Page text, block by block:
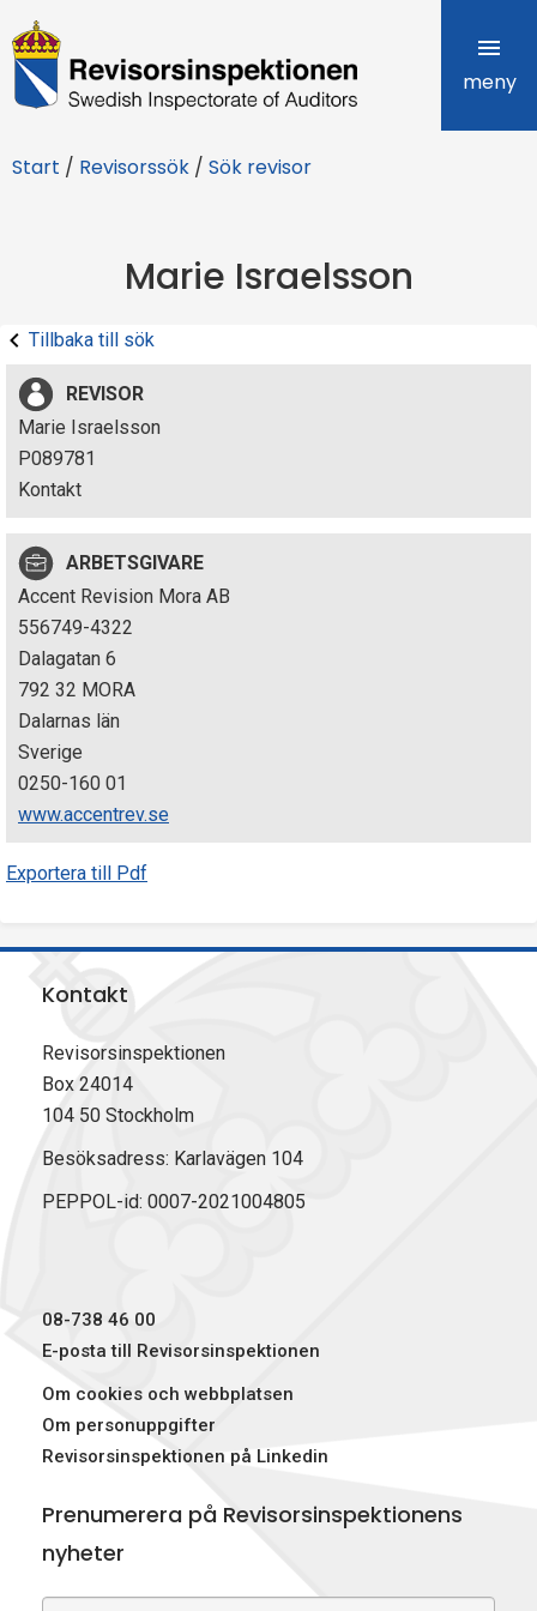
R
e
i
r
s
i
n
p
e
k
t
i
o
n
n
meny
Start / Revisorssök / Sök revisor
Marie Israelsson
Tillbaka till sök
REVISOR
Marie Israelsson
P089781
Kontakt
ARBETSGIVARE
Accent Revision Mora AB
556749-4322
Dalagatan 6
792 32 MORA
Dalarnas län
Sverige
0250-160 01
www.accentrev.se
Exportera till Pdf
Kontakt
Revisorsinspektionen
Box 24014
104 50 Stockholm
Besöksadress: Karlavägen 104
PEPPOL-id: 0007-2021004805
08-738 46 00
E-posta till Revisorsinspektionen
Om cookies och webbplatsen
Om personuppgifter
Revisorsinspektionen på Linkedin
Prenumerera på Revisorsinspektionens
nyheter